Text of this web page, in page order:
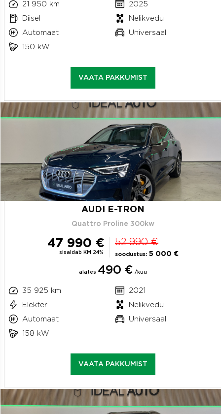
21 950 km
2025
Diisel
Nelikvedu
Automaat
Universaal
150 kW
VAATA PAKKUMIST
AUDI E-TRON
Quattro Proline 300kw
47 990 €
sisaldab KM 24%
52 990 €
soodustus: 5 000 €
alates 490 € /kuu
35 925 km
2021
Elekter
Nelikvedu
Automaat
Universaal
158 kW
VAATA PAKKUMIST